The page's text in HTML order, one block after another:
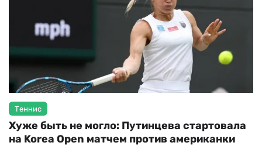
Теннис
Хуже быть не могло: Путинцева стартовала
на Korea Open матчем против американки